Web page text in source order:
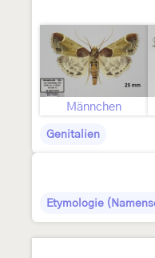
Männchen
Genitalien
Etymologie